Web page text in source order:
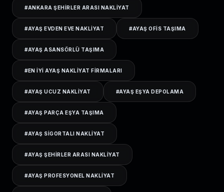
#ANKARA ŞEHIRLER ARASI NAKLIYAT
#AYAŞ EVDEN EVE NAKLIYAT #AYAŞ OFIS TAŞIMA
#AYAŞ ASANSÖRLÜ TAŞIMA
#EN IYI AYAŞ NAKLIYAT FIRMALARI
#AYAŞ UCUZ NAKLIYAT #AYAŞ EŞYA DEPOLAMA
#AYAŞ PARÇA EŞYA TAŞIMA
#AYAŞ SIGORTALI NAKLIYAT
#AYAŞ ŞEHIRLER ARASI NAKLIYAT
#AYAŞ PROFESYONEL NAKLIYAT